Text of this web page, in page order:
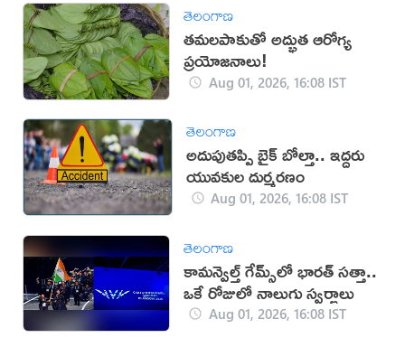
తెలంగాణ
తమలపాకుతో అద్భుత ఆరోగ్య
ప్రయోజనాలు!
Aug 01, 2026, 16:08 IST
తెలంగాణ
అదుపుతప్పి బైక్ బోల్తా.. ఇద్దరు
యువకుల దుర్మరణం
Aug 01, 2026, 16:08 IST
తెలంగాణ
కామన్వెల్త్ గేమ్స్‌లో భారత్‌ సత్తా..
ఒకే రోజులో నాలుగు స్వర్ణాలు
Aug 01, 2026, 16:08 IST